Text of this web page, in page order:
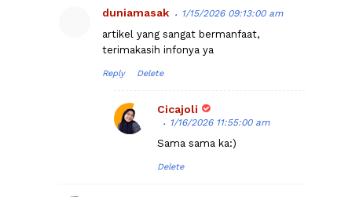
duniamasak 1/15/2026 09:13:00 am
artikel yang sangat bermanfaat,
terimakasih infonya ya
Reply Delete
Cicajoli
1/16/2026 11:55:00 am
Sama sama ka:)
Delete